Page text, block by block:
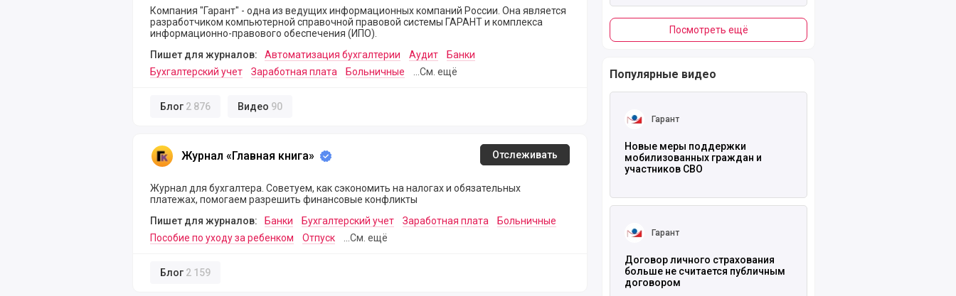
Компания "Гарант" - одна из ведущих информационных компаний России. Она является
разработчиком компьютерной справочной правовой системы ГАРАНТ и комплекса
информационно-правового обеспечения (ИПО).
Пишет для журналов:
Автоматизация бухгалтерии Аудит
Банки
Бухгалтерский учет
Заработная плата Больничные ...См. ещё
Блог 2 876 Видео 90
Журнал «Главная книга»
Журнал «Главная книга» Отслеживать
Журнал для бухгалтера. Советуем, как сэкономить на налогах и обязательных
платежах, помогаем разрешить финансовые конфликты
Пишет для журналов:
Банки Бухгалтерский учет Заработная плата
Больничные
Пособие по уходу за ребенком
Отпуск ...См. ещё
Блог 2 159
Посмотреть ещё
Популярные видео
Гарант
Новые меры поддержки
мобилизованных граждан и
участников СВО
Гарант
Договор личного страхования
больше не считается публичным
договором